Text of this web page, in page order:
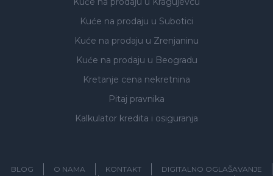
Kuće na prodaju u Subotici
Kuće na prodaju u Zrenjaninu
Kuće na prodaju u Beogradu
Kretanje cena nekretnina
Pitaj pravnika
Kalkulator kredita i osiguranja
BLOG O NAMA KONTAKT
DIGITALNO OGLAŠAVANJE